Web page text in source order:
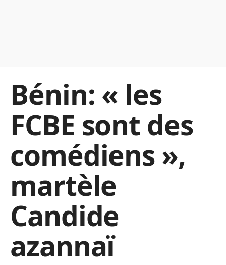
Bénin: « les
FCBE sont des
comédiens »,
martèle
Candide
azannaï